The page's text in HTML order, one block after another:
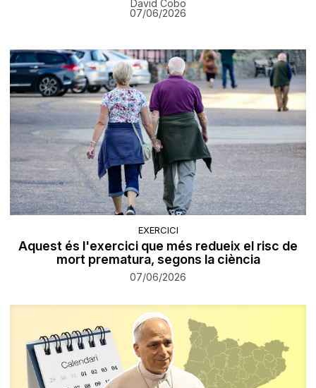
David Cobo
07/06/2026
EXERCICI
Aquest és l'exercici que més redueix el risc de
mort prematura, segons la ciència
07/06/2026